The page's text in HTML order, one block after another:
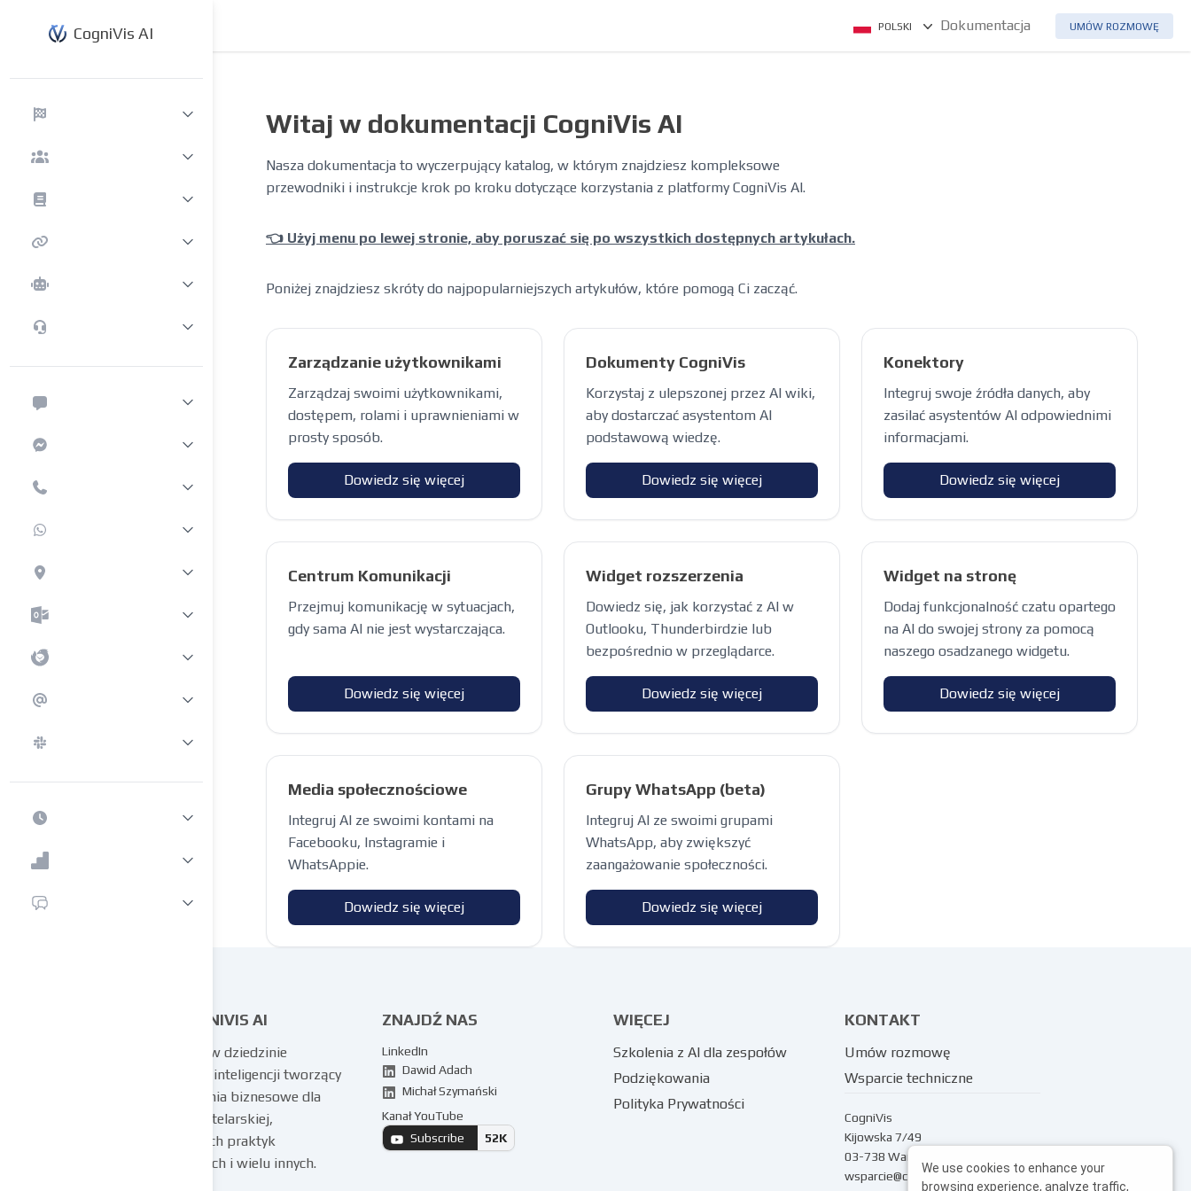
POLSKI Dokumentacja UMÓW ROZMOWĘ
CogniVis AI
Witaj w dokumentacji CogniVis AI
Nasza dokumentacja to wyczerpujący katalog, w którym znajdziesz kompleksowe
przewodniki i instrukcje krok po kroku dotyczące korzystania z platformy CogniVis AI.
👈 Użyj menu po lewej stronie, aby poruszać się po wszystkich dostępnych artykułach.
Poniżej znajdziesz skróty do najpopularniejszych artykułów, które pomogą Ci zacząć.
Zarządzanie użytkownikami
Zarządzaj swoimi użytkownikami,
dostępem, rolami i uprawnieniami w
prosty sposób.
Dowiedz się więcej
Dokumenty CogniVis
Korzystaj z ulepszonej przez AI wiki,
aby dostarczać asystentom AI
podstawową wiedzę.
Dowiedz się więcej
Konektory
Integruj swoje źródła danych, aby
zasilać asystentów AI odpowiednimi
informacjami.
Dowiedz się więcej
Centrum Komunikacji
Przejmuj komunikację w sytuacjach,
gdy sama AI nie jest wystarczająca.
Dowiedz się więcej
Widget rozszerzenia
Dowiedz się, jak korzystać z AI w
Outlooku, Thunderbirdzie lub
bezpośrednio w przeglądarce.
Dowiedz się więcej
Widget na stronę
Dodaj funkcjonalność czatu opartego
na AI do swojej strony za pomocą
naszego osadzanego widgetu.
Dowiedz się więcej
Media społecznościowe
Integruj AI ze swoimi kontami na
Facebooku, Instagramie i
WhatsAppie.
Dowiedz się więcej
Grupy WhatsApp (beta)
Integruj AI ze swoimi grupami
WhatsApp, aby zwiększyć
zaangażowanie społeczności.
Dowiedz się więcej
COGNIVIS AI
Eksperci w dziedzinie
sztucznej inteligencji tworzący
rozwiązania biznesowe dla
branży hotelarskiej,
prywatnych praktyk
medycznych i wielu innych.
ZNAJDŹ NAS
LinkedIn
Dawid Adach
Michał Szymański
Kanał YouTube
Subscribe
52K
WIĘCEJ
Szkolenia z AI dla zespołów
Podziękowania
Polityka Prywatności
KONTAKT
Umów rozmowę
Wsparcie techniczne
CogniVis
Kijowska 7/49
03-738 Warszawa
wsparcie@cognivis.ai
We use cookies to enhance your
browsing experience, analyze traffic,